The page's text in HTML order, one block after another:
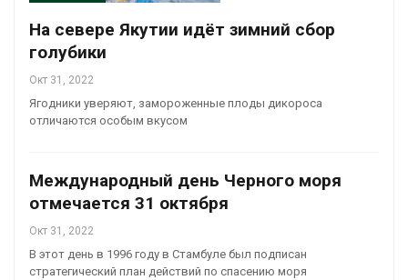
На севере Якутии идёт зимний сбор
голубики
Окт 31, 2022
Ягодники уверяют, замороженные плоды дикороса
отличаются особым вкусом
Международный день Черного моря
отмечается 31 октября
Окт 31, 2022
В этот день в 1996 году в Стамбуле был подписан
стратегический план действий по спасению моря